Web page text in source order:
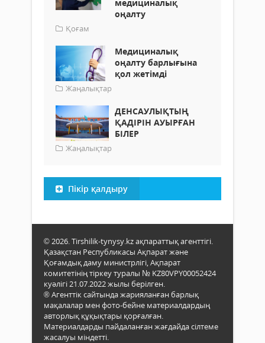
медициналық
оңалту
Қоғам
Медициналық
оңалту барлығына
қол жетімді
Жаңалықтар
ДЕНСАУЛЫҚТЫҢ
ҚАДІРІН АУЫРҒАН
БІЛЕР
Жаңалықтар
Пікір қалдыру
© 2026. Tirshilik-tynysy.kz ақпараттық агенттігі.
Қазақстан Республикасы Ақпарат және
Қоғамдық даму министрлігі, Ақпарат
комитетінің тіркеу туралы № KZ80VPY00052424
куәлігі 21.07.2022 жылы берілген.
® Агенттік сайтында жарияланған барлық
мақалалар мен фото-бейне материалдардың
авторлық құқықтары қорғалған.
Материалдарды пайдаланған жағдайда сілтеме
жасалуы міндетті.